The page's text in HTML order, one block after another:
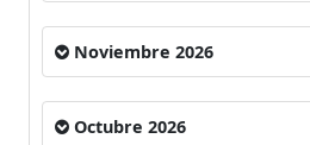
Noviembre 2026
Octubre 2026